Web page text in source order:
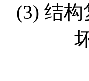
(3) 结